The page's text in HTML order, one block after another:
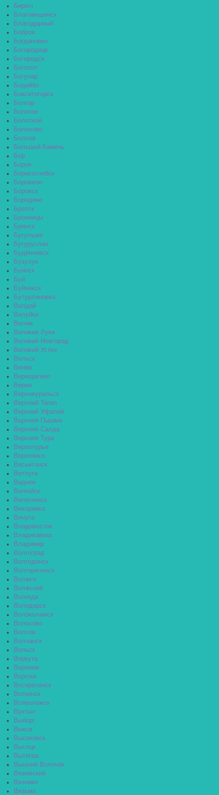
Бирюч
Благовещенск
Благодарный
Бобров
Богданович
Богородицк
Богородск
Боготол
Богучар
Бодайбо
Бокситогорск
Болгар
Бологое
Болотное
Болохово
Болхов
Большой Камень
Бор
Борзя
Борисоглебск
Боровичи
Боровск
Бородино
Братск
Бронницы
Брянск
Бугульма
Бугуруслан
Будённовск
Бузулук
Буинск
Буй
Буйнакск
Бутурлиновка
Валдай
Валуйки
Велиж
Великие Луки
Великий Новгород
Великий Устюг
Вельск
Венёв
Верещагино
Верея
Верхнеуральск
Верхний Тагил
Верхний Уфалей
Верхняя Пышма
Верхняя Салда
Верхняя Тура
Верхотурье
Верхоянск
Весьегонск
Ветлуга
Видное
Вилюйск
Вилючинск
Вихоревка
Вичуга
Владивосток
Владикавказ
Владимир
Волгоград
Волгодонск
Волгореченск
Волжск
Волжский
Вологда
Володарск
Волоколамск
Волосово
Волхов
Волчанск
Вольск
Воркута
Воронеж
Ворсма
Воскресенск
Воткинск
Всеволожск
Вуктыл
Выборг
Выкса
Высоковск
Высоцк
Вытегра
Вышний Волочёк
Вяземский
Вязники
Вязьма